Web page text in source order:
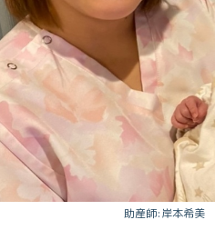
助産師:岸本希美